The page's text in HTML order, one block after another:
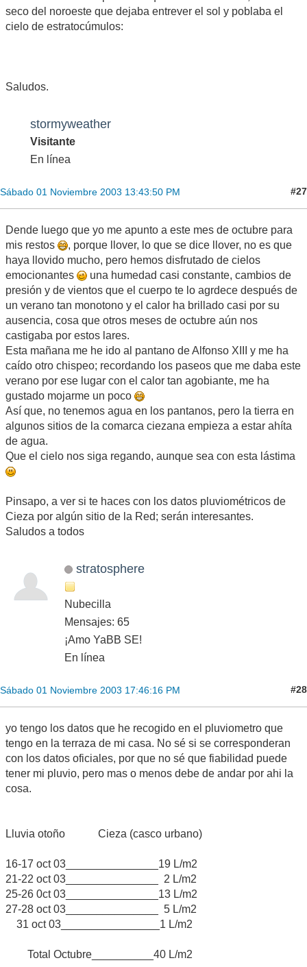
seco del noroeste que dejaba entrever el sol y poblaba el
cielo de estratocúmulos:
Saludos.
stormyweather
Visitante
En línea
Sábado 01 Noviembre 2003 13:43:50 PM #27
Dende luego que yo me apunto a este mes de octubre para
mis restos
, porque llover, lo que se dice llover, no es que
haya llovido mucho, pero hemos disfrutado de cielos
emocionantes
una humedad casi constante, cambios de
presión y de vientos que el cuerpo te lo agrdece después de
un verano tan monotono y el calor ha brillado casi por su
ausencia, cosa que otros meses de octubre aún nos
castigaba por estos lares.
Esta mañana me he ido al pantano de Alfonso XIII y me ha
caído otro chispeo; recordando los paseos que me daba este
verano por ese lugar con el calor tan agobiante, me ha
gustado mojarme un poco
Así que, no tenemos agua en los pantanos, pero la tierra en
algunos sitios de la comarca ciezana empieza a estar ahíta
de agua.
Que el cielo nos siga regando, aunque sea con esta lástima
Pinsapo, a ver si te haces con los datos pluviométricos de
Cieza por algún sitio de la Red; serán interesantes.
Saludos a todos
stratosphere
Nubecilla
Mensajes: 65
¡Amo YaBB SE!
En línea
Sábado 01 Noviembre 2003 17:46:16 PM #28
yo tengo los datos que he recogido en el pluviometro que
tengo en la terraza de mi casa. No sé si se corresponderan
con los datos oficiales, por que no sé que fiabilidad puede
tener mi pluvio, pero mas o menos debe de andar por ahi la
cosa.
Lluvia otoño Cieza (casco urbano)
16-17 oct 03_______________19 L/m2
21-22 oct 03_______________ 2 L/m2
25-26 0ct 03_______________13 L/m2
27-28 oct 03_______________ 5 L/m2
31 oct 03________________1 L/m2
Total Octubre__________40 L/m2